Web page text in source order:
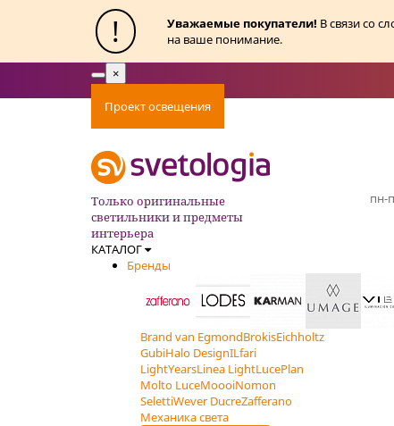
! Уважаемые покупатели! В связи со
на ваше понимание.
Toggle
×
Проект освещения
Только оригинальные
светильники и предметы
интерьера
пн-
КАТАЛОГ
Бренды
Brand van EgmondBrokisEichholtz
GubiHalo DesignILfari
LightYearsLinea LightLucePlan
Molto LuceMoooiNomon
SelettiWever DucreZafferano
Механика света